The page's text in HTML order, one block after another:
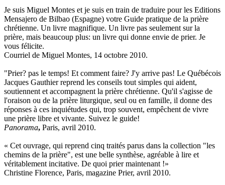
Je suis Miguel Montes et je suis en train de traduire pour les Editions
Mensajero de Bilbao (Espagne) votre Guide pratique de la prière
chrétienne. Un livre magnifique. Un livre pas seulement sur la
prière, mais beaucoup plus: un livre qui donne envie de prier. Je
vous félicite.
Courriel de Miguel Montes, 14 octobre 2010.
"Prier? pas le temps! Et comment faire? J'y arrive pas! Le Québécois
Jacques Gauthier reprend les conseils tout simples qui aident,
soutiennent et accompagnent la prière chrétienne. Qu'il s'agisse de
l'oraison ou de la prière liturgique, seul ou en famille, il donne des
réponses à ces inquiétudes qui, trop souvent, empêchent de vivre
une prière libre et vivante. Suivez le guide!
Panorama, Paris, avril 2010.
« Cet ouvrage, qui reprend cinq traités parus dans la collection "les
chemins de la prière", est une belle synthèse, agréable à lire et
véritablement incitative. De quoi prier maintenant !»
Christine Florence, Paris, magazine Prier, avril 2010.